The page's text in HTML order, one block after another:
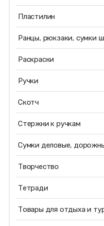
Пластилин
Ранцы, рюкзаки, сумки
Раскраски
Ручки
Скотч
Стержни к ручкам
Сумки деловые,
Творчество
Тетради
Товары для отдыха и